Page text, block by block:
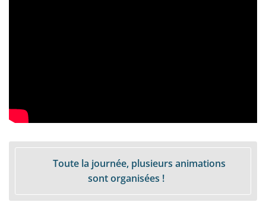
Toute la journée, plusieurs animations
sont organisées !